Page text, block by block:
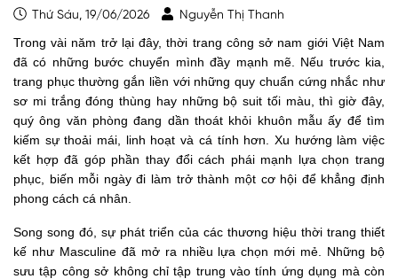
Thứ Sáu, 19/06/2026 Nguyễn Thị Thanh
Trong vài năm trở lại đây, thời trang công sở nam giới Việt Nam
đã có những bước chuyển mình đầy mạnh mẽ. Nếu trước kia,
trang phục thường gắn liền với những quy chuẩn cứng nhắc như
sơ mi trắng đóng thùng hay những bộ suit tối màu, thì giờ đây,
quý ông văn phòng đang dần thoát khỏi khuôn mẫu ấy để tìm
kiếm sự thoải mái, linh hoạt và cá tính hơn. Xu hướng làm việc
kết hợp đã góp phần thay đổi cách phái mạnh lựa chọn trang
phục, biến mỗi ngày đi làm trở thành một cơ hội để khẳng định
phong cách cá nhân.
Song song đó, sự phát triển của các thương hiệu thời trang thiết
kế như Masculine đã mở ra nhiều lựa chọn mới mẻ. Những bộ
sưu tập công sở không chỉ tập trung vào tính ứng dụng mà còn